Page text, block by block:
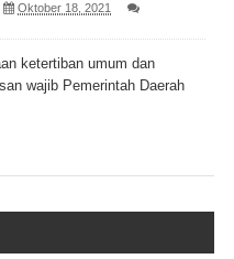
Oktober 18, 2021
ketertiban umum dan
wajib Pemerintah Daerah